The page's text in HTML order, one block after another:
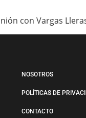
con Vargas
NOSOTROS
POLÍTICAS DE
CONTACTO